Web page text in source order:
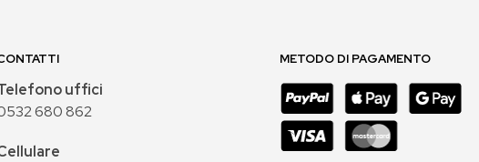
uffici
680 862
METODO DI PAGAMENTO